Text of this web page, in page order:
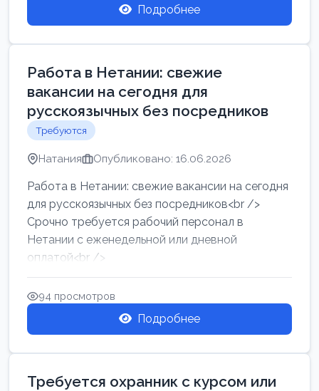
Подробнее
Работа в Нетании: свежие
вакансии на сегодня для
русскоязычных без посредников
Требуются
Натания Опубликовано: 16.06.2026
Работа в Нетании: свежие вакансии на сегодня
для русскоязычных без посредников<br />
Срочно требуется рабочий персонал в
Нетании с еженедельной или дневной
оплатой<br />
Свежие вакансии в Нетании дл...
94 просмотров
Подробнее
Требуется охранник с курсом или